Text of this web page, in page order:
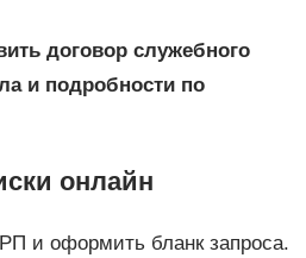
договор служебного
и подробности по
онлайн
и оформить бланк запроса.